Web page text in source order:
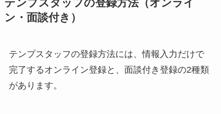
テンプスタッフの登録方法（オンライ
ン・面談付き）
テンプスタッフの登録方法には、情報入力だけで
完了するオンライン登録と、面談付き登録の2種類
があります。